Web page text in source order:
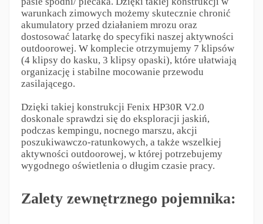
warunkach zimowych możemy skutecznie chronić
akumulatory przed działaniem mrozu oraz
dostosować latarkę do specyfiki naszej aktywności
outdoorowej. W komplecie otrzymujemy 7 klipsów
(4 klipsy do kasku, 3 klipsy opaski), które ułatwiają
organizację i stabilne mocowanie przewodu
zasilającego.
Dzięki takiej konstrukcji Fenix HP30R V2.0
doskonale sprawdzi się do eksploracji jaskiń,
podczas kempingu, nocnego marszu, akcji
poszukiwawczo-ratunkowych, a także wszelkiej
aktywności outdoorowej, w której potrzebujemy
wygodnego oświetlenia o długim czasie pracy.
Zalety zewnętrznego pojemnika: